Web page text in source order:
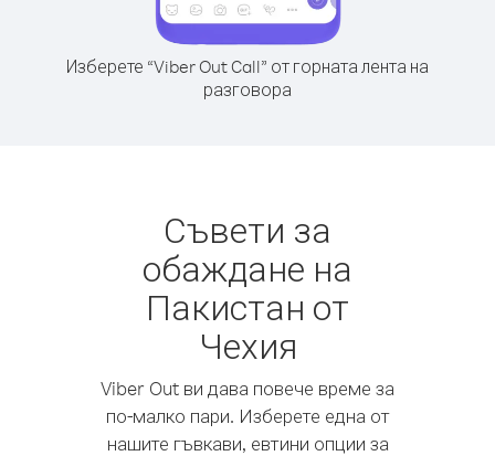
Изберете “Viber Out Call” от горната лента на
разговора
Съвети за
обаждане на
Пакистан от
Чехия
Viber Out ви дава повече време за
по-малко пари. Изберете една от
нашите гъвкави, евтини опции за